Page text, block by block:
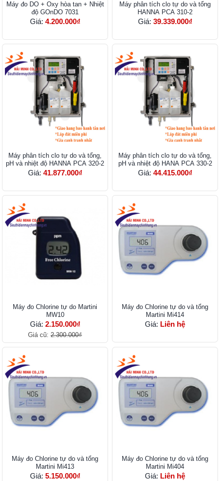
Máy đo DO + Oxy hòa tan + Nhiệt
độ GOnDO 7031
Giá: 4.200.000₫
Máy phân tích clo tự do và tổng
HANNA PCA 310-2
Giá: 39.339.000₫
Máy phân tích clo tự do và tổng,
pH và nhiệt độ HANNA PCA 320-2
Giá: 41.877.000₫
Máy phân tích clo tự do và tổng,
pH và nhiệt độ HANA PCA 330-2
Giá: 44.415.000₫
Máy đo Chlorine tự do Martini
MW10
Giá: 2.150.000₫
Giá cũ: 2.300.000₫
Máy đo Chlorine tự do và tổng
Martini Mi414
Giá: Liên hệ
Máy đo Chlorine tự do và tổng
Martini Mi413
Giá: 5.150.000₫
Máy đo Chlorine tự do và tổng
Martini Mi404
Giá: Liên hệ